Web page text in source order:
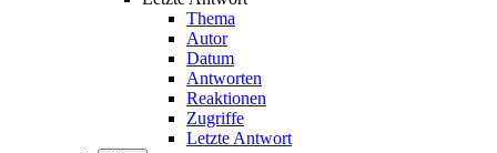
Thema
Autor
Datum
Antworten
Reaktionen
Zugriffe
Letzte Antwort